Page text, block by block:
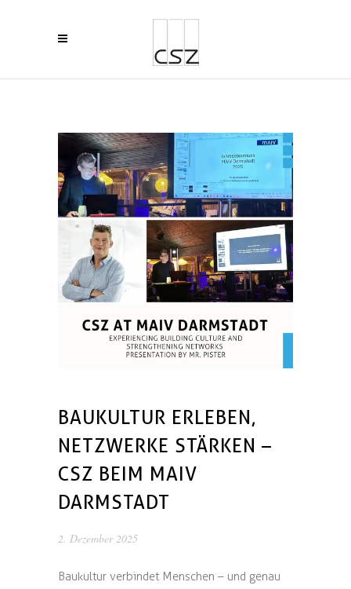
BAUKULTUR ERLEBEN,
NETZWERKE STÄRKEN –
CSZ BEIM MAIV
DARMSTADT
2. Dezember 2025
Baukultur verbindet Menschen – und genau